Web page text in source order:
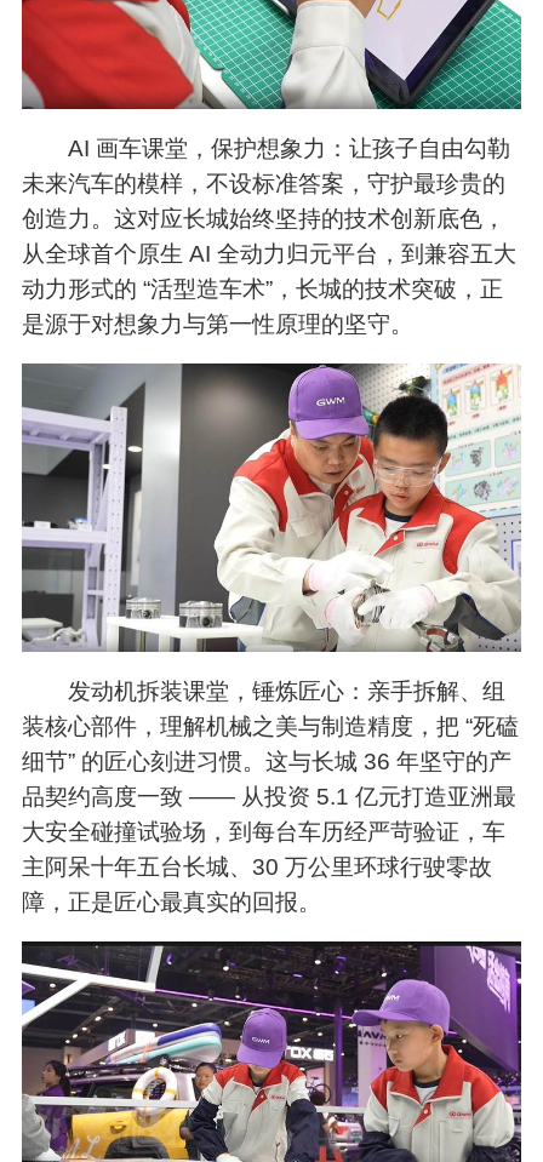
AI 画车课堂，保护想象力：让孩子自由勾勒
未来汽车的模样，不设标准答案，守护最珍贵的
创造力。这对应长城始终坚持的技术创新底色，
从全球首个原生 AI 全动力归元平台，到兼容五大
动力形式的 “活型造车术”，长城的技术突破，正
是源于对想象力与第一性原理的坚守。
发动机拆装课堂，锤炼匠心：亲手拆解、组
装核心部件，理解机械之美与制造精度，把 “死磕
细节” 的匠心刻进习惯。这与长城 36 年坚守的产
品契约高度一致 —— 从投资 5.1 亿元打造亚洲最
大安全碰撞试验场，到每台车历经严苛验证，车
主阿呆十年五台长城、30 万公里环球行驶零故
障，正是匠心最真实的回报。